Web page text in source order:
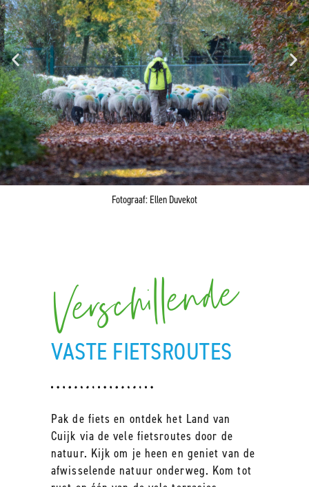
Fotograaf: Ellen Duvekot
Verschillende
VASTE FIETSROUTES
Pak de fiets en ontdek het Land van
Cuijk via de vele fietsroutes door de
natuur. Kijk om je heen en geniet van de
afwisselende natuur onderweg. Kom tot